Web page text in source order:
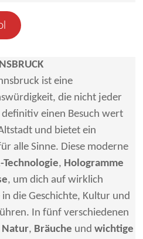
ist eine
die nicht jeder
einen Besuch wert
und bietet ein
alle Sinne. Diese moderne
Technologie, Hologramme
, um dich auf wirklich
die Geschichte, Kultur und
In fünf verschiedenen
Natur, Bräuche undwichtige